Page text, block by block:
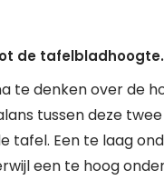
de tafelbladhoogte.
te denken over de
tussen deze
tafel. Een te laag
een te hoog